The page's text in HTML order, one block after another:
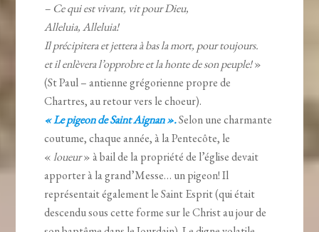
– Ce qui est vivant, vit pour Dieu,
Alleluia, Alleluia!
Il précipitera et jettera à bas la mort, pour toujours.
et il enlèvera l’opprobre et la honte de son peuple!»
(St Paul – antienne grégorienne propre de
Chartres, au retour vers le choeur).
« Le pigeon de Saint Aignan ».Selon une charmante
coutume, chaque année, à la Pentecôte, le
«loueur» à bail de la propriété de l’église devait
apporter à la grand’Messe… un pigeon! Il
représentait également le Saint Esprit (qui était
descendu sous cette forme sur le Christ au jour de